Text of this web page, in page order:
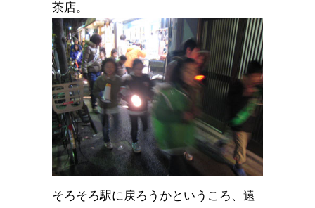
茶店。
そろそろ駅に戻ろうかというころ、遠